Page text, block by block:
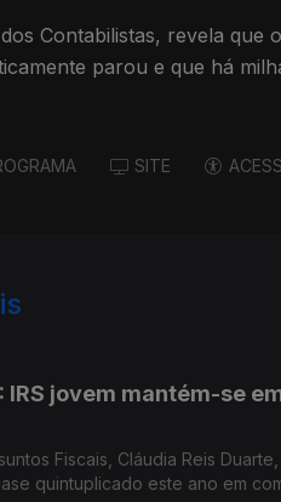
Contabilistas, revela que o
parou e que há
SITE
jovem mantém-se
Fiscais, Cláudia Reis
quintuplicado este ano em